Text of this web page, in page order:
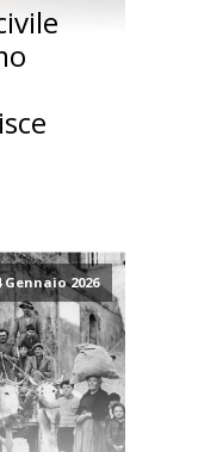
Gennaio 2026